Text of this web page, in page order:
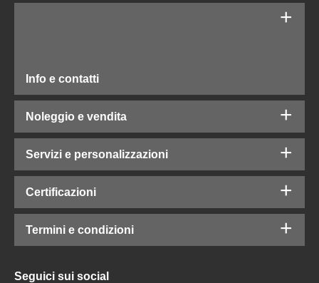
Info e contatti
Noleggio e vendita
Servizi e personalizzazioni
Certificazioni
Termini e condizioni
Seguici sui social